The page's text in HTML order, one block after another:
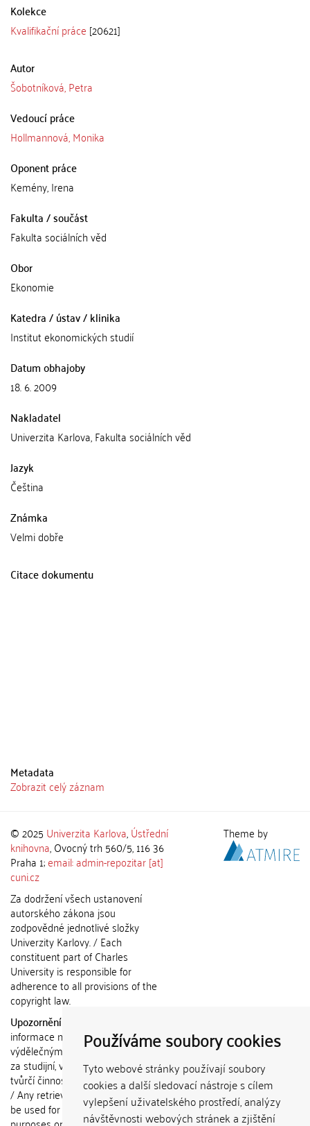
Používáme soubory cookies
Tyto webové stránky používají soubory
cookies a další sledovací nástroje s cílem
vylepšení uživatelského prostředí, analýzy
návštěvnosti webových stránek a zjištění
Kolekce
Kvalifikační práce [20621]
Autor
Šobotníková, Petra
Vedoucí práce
Hollmannová, Monika
Oponent práce
Kemény, Irena
Fakulta / součást
Fakulta sociálních věd
Obor
Ekonomie
Katedra / ústav / klinika
Institut ekonomických studií
Datum obhajoby
18. 6. 2009
Nakladatel
Univerzita Karlova, Fakulta sociálních věd
Jazyk
Čeština
Známka
Velmi dobře
Citace dokumentu
Metadata
Zobrazit celý záznam
© 2025 Univerzita Karlova,Ústřední
knihovna, Ovocný trh 560/5, 116 36
Praha 1;email: admin-repozitar [at]
cuni.cz
Za dodržení všech ustanovení
autorského zákona jsou
zodpovědné jednotlivé složky
Univerzity Karlovy. / Each
constituent part of Charles
University is responsible for
adherence to all provisions of the
copyright law.
Upozornění / Notice:
informace nemohou být použity k
výdělečným účelům nebo vydávány
za studijní, vědeckou nebo jinou
tvůrčí činnost jiné osoby než autora.
/ Any retrieved information shall not
be used for any commercial
Theme by